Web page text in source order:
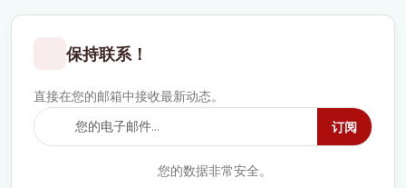
保持联系！
直接在您的邮箱中接收最新动态。
订阅
您的数据非常安全。